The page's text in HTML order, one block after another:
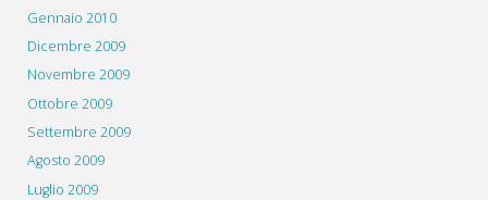
Gennaio 2010
Dicembre 2009
Novembre 2009
Ottobre 2009
Settembre 2009
Agosto 2009
Luglio 2009